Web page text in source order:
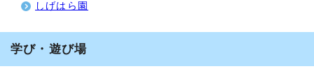
しげはら園
学び・遊び場